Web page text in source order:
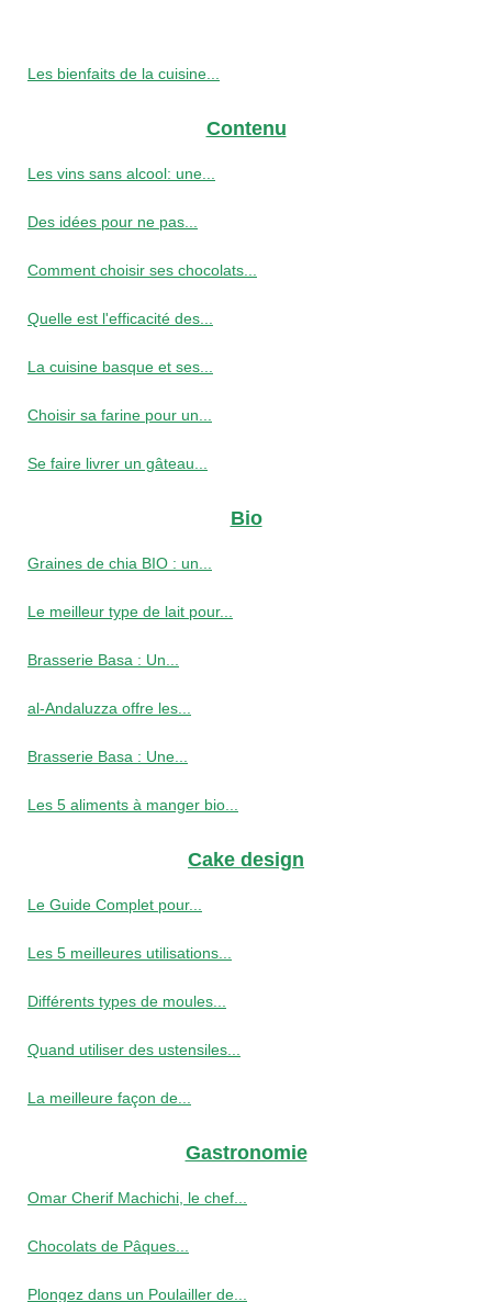
Les bienfaits de la cuisine...
Contenu
Les vins sans alcool: une...
Des idées pour ne pas...
Comment choisir ses chocolats...
Quelle est l'efficacité des...
La cuisine basque et ses...
Choisir sa farine pour un...
Se faire livrer un gâteau...
Bio
Graines de chia BIO : un...
Le meilleur type de lait pour...
Brasserie Basa : Un...
al-Andaluzza offre les...
Brasserie Basa : Une...
Les 5 aliments à manger bio...
Cake design
Le Guide Complet pour...
Les 5 meilleures utilisations...
Différents types de moules...
Quand utiliser des ustensiles...
La meilleure façon de...
Gastronomie
Omar Cherif Machichi, le chef...
Chocolats de Pâques...
Plongez dans un Poulailler de...